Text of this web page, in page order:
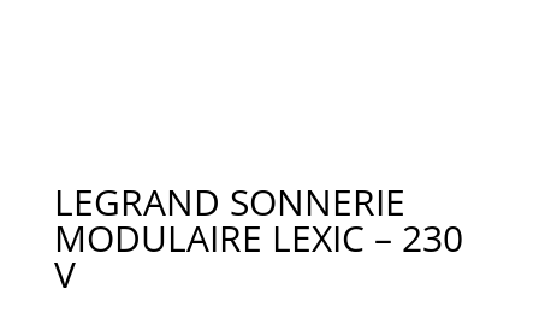
LEGRAND SONNERIE
MODULAIRE LEXIC – 230
V